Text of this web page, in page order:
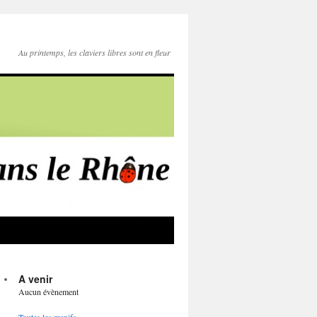
Au printemps, les claviers libres sont en fleur
A venir
Aucun évènement